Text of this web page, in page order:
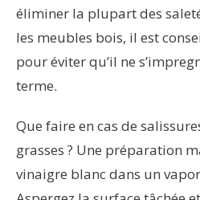
éliminer la plupart des
les meubles bois, il est
pour éviter qu’il ne
terme.
Que faire en cas de
grasses ? Une préparation
vinaigre blanc dans un